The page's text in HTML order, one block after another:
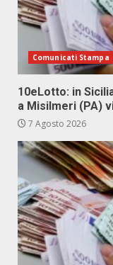
Comunicati Stampa
10eLotto: in
a Misilmeri (PA)
7 Agosto 2026